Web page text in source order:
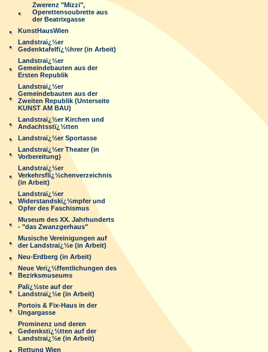
Zwerenz "Mizzi",
Operettensoubrette aus
der Beatrixgasse
KunstHausWien
Landstraï¿½er
Gedenktafelfï¿½hrer (in Arbeit)
Landstraï¿½er
Gemeindebauten aus der
Ersten Republik
Landstraï¿½er
Gemeindebauten aus der
Zweiten Republik (Unterseite
KUNST AM BAU)
Landstraï¿½er Kirchen und
Andachtsstï¿½tten
Landstraï¿½er Sportasse
Landstraï¿½er Theater (in
Vorbereitung)
Landstraï¿½er
Verkehrsflï¿½chenverzeichnis
(in Arbeit)
Landstraï¿½er
Widerstandskï¿½mpfer und
Opfer des Faschismus
Museum des XX. Jahrhunderts
- "das Zwanzgerhaus"
Musische Vereinigungen auf
der Landstraï¿½e (in Arbeit)
Neu-Erdberg (in Arbeit)
Neue Verï¿½ffentlichungen des
Bezirksmuseums
Palï¿½ste auf der
Landstraï¿½e (in Arbeit)
Portois & Fix-Haus in der
Ungargasse
Prominenz und deren
Gedenkstï¿½tten auf der
Landstraï¿½e (in Arbeit)
Rettung Wien